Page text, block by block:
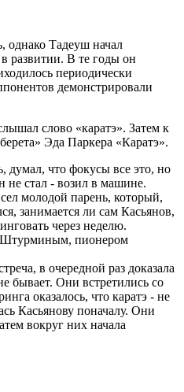
однако Тадеуш начал
в развитии. В те годы он
периодически
демонстрировали
слово «каратэ». Затем к
Эда Паркера «Каратэ».
думал, что фокусы все это, но
не стал - возил в машине.
молодой парень, который,
занимается ли сам Касьянов,
через неделю.
Штурминым, пионером
в очередной раз доказала
бывает. Они встретились со
оказалось, что каратэ - не
Касьянову поначалу. Они
вокруг них начала